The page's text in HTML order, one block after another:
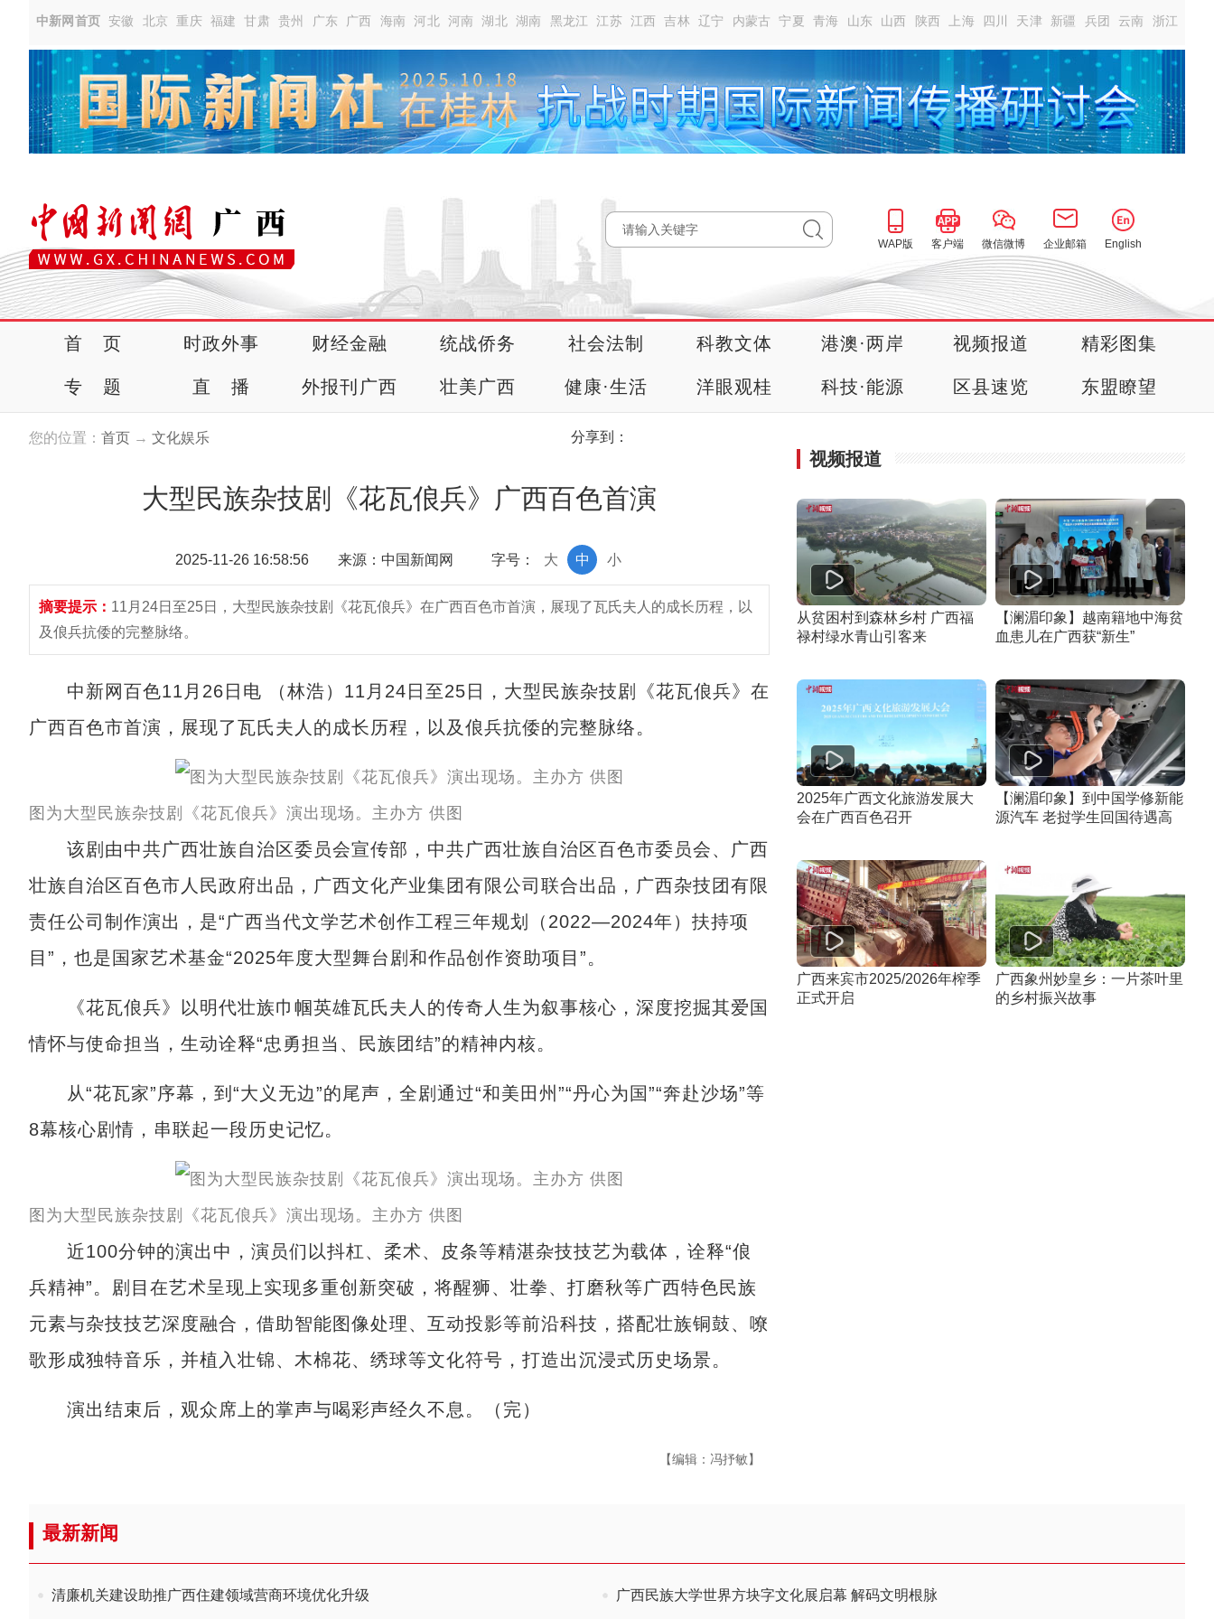
中新网首页 安徽 北京 重庆 福建 甘肃 贵州 广东 广西 海南 河北 河南 湖北 湖南 黑龙江 江苏 江西 吉林 辽宁 内蒙古 宁夏 青海 山东 山西 陕西 上海 四川 天津 新疆 兵团 云南 浙江
WAP版 客户端 微信微博 企业邮箱 English
首 页 时政外事 财经金融 统战侨务 社会法制 科教文体 港澳·两岸 视频报道 精彩图集
专 题 直 播 外报刊广西 壮美广西 健康·生活 洋眼观桂 科技·能源 区县速览 东盟瞭望
您的位置： 首页 → 文化娱乐 分享到：
大型民族杂技剧《花瓦俍兵》广西百色首演
2025-11-26 16:58:56 来源：中国新闻网 字号： 小
中
大
摘要提示： 11月24日至25日，大型民族杂技剧《花瓦俍兵》在广西百色市首演，展现了瓦氏夫人的成长历程，以
及俍兵抗倭的完整脉络。
中新网百色11月26日电 （林浩）11月24日至25日，大型民族杂技剧《花瓦俍兵》在
广西百色市首演，展现了瓦氏夫人的成长历程，以及俍兵抗倭的完整脉络。
图为大型民族杂技剧《花瓦俍兵》演出现场。主办方 供图
该剧由中共广西壮族自治区委员会宣传部，中共广西壮族自治区百色市委员会、广西
壮族自治区百色市人民政府出品，广西文化产业集团有限公司联合出品，广西杂技团有限
责任公司制作演出，是“广西当代文学艺术创作工程三年规划（2022—2024年）扶持项
目”，也是国家艺术基金“2025年度大型舞台剧和作品创作资助项目”。
《花瓦俍兵》以明代壮族巾帼英雄瓦氏夫人的传奇人生为叙事核心，深度挖掘其爱国
情怀与使命担当，生动诠释“忠勇担当、民族团结”的精神内核。
从“花瓦家”序幕，到“大义无边”的尾声，全剧通过“和美田州”“丹心为国”“奔赴沙场”等
8幕核心剧情，串联起一段历史记忆。
图为大型民族杂技剧《花瓦俍兵》演出现场。主办方 供图
近100分钟的演出中，演员们以抖杠、柔术、皮条等精湛杂技技艺为载体，诠释“俍
兵精神”。剧目在艺术呈现上实现多重创新突破，将醒狮、壮拳、打磨秋等广西特色民族
元素与杂技技艺深度融合，借助智能图像处理、互动投影等前沿科技，搭配壮族铜鼓、嘹
歌形成独特音乐，并植入壮锦、木棉花、绣球等文化符号，打造出沉浸式历史场景。
演出结束后，观众席上的掌声与喝彩声经久不息。（完）
【编辑：冯抒敏】
视频报道
从贫困村到森林乡村 广西福
禄村绿水青山引客来
【澜湄印象】越南籍地中海贫
血患儿在广西获“新生”
2025年广西文化旅游发展大
会在广西百色召开
【澜湄印象】到中国学修新能
源汽车 老挝学生回国待遇高
广西来宾市2025/2026年榨季
正式开启
广西象州妙皇乡：一片茶叶里
的乡村振兴故事
最新新闻
清廉机关建设助推广西住建领域营商环境优化升级 广西民族大学世界方块字文化展启幕 解码文明根脉